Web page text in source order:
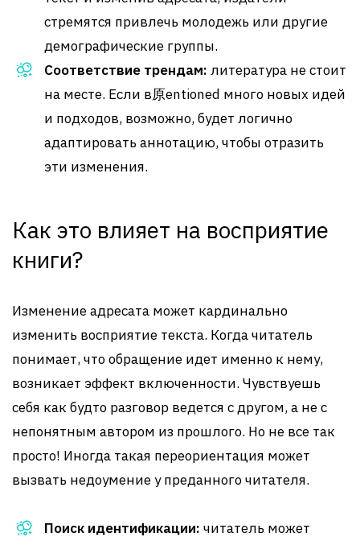
стремятся привлечь молодежь или другие
демографические группы.
Соответствие трендам: литература не стоит
на месте. Если в原entioned много новых идей
и подходов, возможно, будет логично
адаптировать аннотацию, чтобы отразить
эти изменения.
Как это влияет на восприятие
книги?
Изменение адресата может кардинально
изменить восприятие текста. Когда читатель
понимает, что обращение идет именно к нему,
возникает эффект включенности. Чувствуешь
себя как будто разговор ведется с другом, а не с
непонятным автором из прошлого. Но не все так
просто! Иногда такая переориентация может
вызвать недоумение у преданного читателя.
Поиск идентификации: читатель может